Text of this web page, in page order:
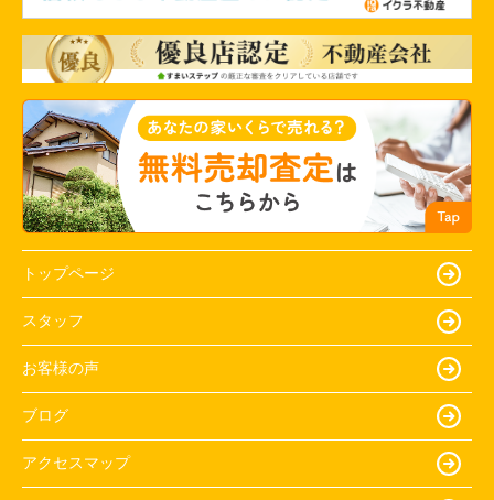
トップページ
スタッフ
お客様の声
ブログ
アクセスマップ